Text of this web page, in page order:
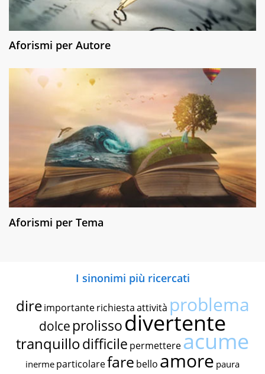
Aforismi per Autore
Aforismi per Tema
I sinonimi più ricercati
dire importante richiestaattività problema
dolce prolissodivertente
tranquillodifficile permettereacume
inerme particolarefare bello amore paura